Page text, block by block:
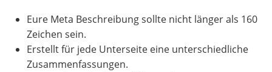
Eure Meta Beschreibung sollte nicht länger als 160
Zeichen sein.
Erstellt für jede Unterseite eine unterschiedliche
Zusammenfassungen.